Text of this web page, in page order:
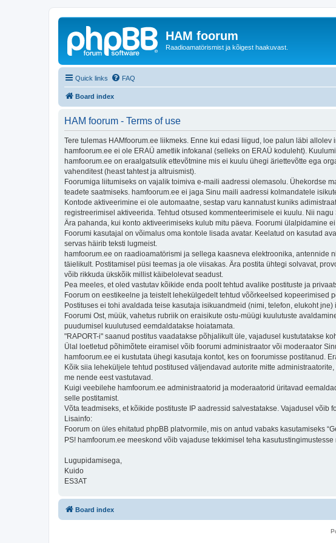
HAM foorum
Raadioamatörismist ja kõigest haakuvast.
Quick links FAQ
Board index
HAM foorum - Terms of use
Tere tulemas HAMfoorum.ee liikmeks. Enne kui edasi liigud, loe palun läbi allolev
hamfoorum.ee ei ole ERAÜ ametlik infokanal (selleks on ERAÜ koduleht).
hamfoorum.ee on eraalgatsulik ettevõtmine mis ei kuulu ühegi äriettevõtte ega
vahenditest (heast tahtest ja altruismist).
Foorumiga liitumiseks on vajalik toimiva e-maili aadressi olemasolu. Ühekordse
teadete saatmiseks. hamfoorum.ee ei jaga Sinu maili aadressi kolmandatele
Kontode aktiveerimine ei ole automaatne, sestap varu kannatust kuniks
registreerimisel aktiveerida. Tehtud otsused kommenteerimisele ei kuulu. Nii
Ära pahanda, kui konto aktiveerimiseks kulub mitu päeva. Foorumi ülalpidamine
Foorumi kasutajal on võimalus oma kontole lisada avatar. Keelatud on kasutad
servas häirib teksti lugmeist.
hamfoorum.ee on raadioamatörismi ja sellega kaasneva elektroonika, antennide
täielikult. Postitamisel püsi teemas ja ole viisakas. Ära postita ühtegi solvavat,
võib rikkuda ükskõik millist käibelolevat seadust.
Pea meeles, et oled vastutav kõikide enda poolt tehtud avalike postituste ja
Foorum on eestikeelne ja teistelt lehekülgedelt tehtud võõrkeelsed kopeerimised
Postituses ei tohi avaldada teise kasutaja isikuandmeid (nimi, telefon, elukoht
Foorumi Ost, müük, vahetus rubriik on eraisikute ostu-müügi kuulutuste
puudumisel kuulutused eemdaldatakse hoiatamata.
"RAPORT-i" saanud postitus vaadatakse põhjalikult üle, vajadusel kustutatakse
Ülal loetletud põhimõtete eiramisel võib foorumi administraator või moderaator
hamfoorum.ee ei kustutata ühegi kasutaja kontot, kes on foorumisse postitanud.
Kõik siia leheküljele tehtud postitused väljendavad autorite mitte
me nende eest vastutavad.
Kuigi veebilehe hamfoorum.ee administraatorid ja moderaatorid üritavad
selle postitamist.
Võta teadmiseks, et kõikide postituste IP aadressid salvestatakse. Vajadusel
Lisainfo:
Foorum on üles ehitatud phpBB platvormile, mis on antud vabaks kasutamiseks
PS! hamfoorum.ee meeskond võib vajaduse tekkimisel teha kasutustingimustesse
Lugupidamisega,
Kuido
ES3AT
Board index